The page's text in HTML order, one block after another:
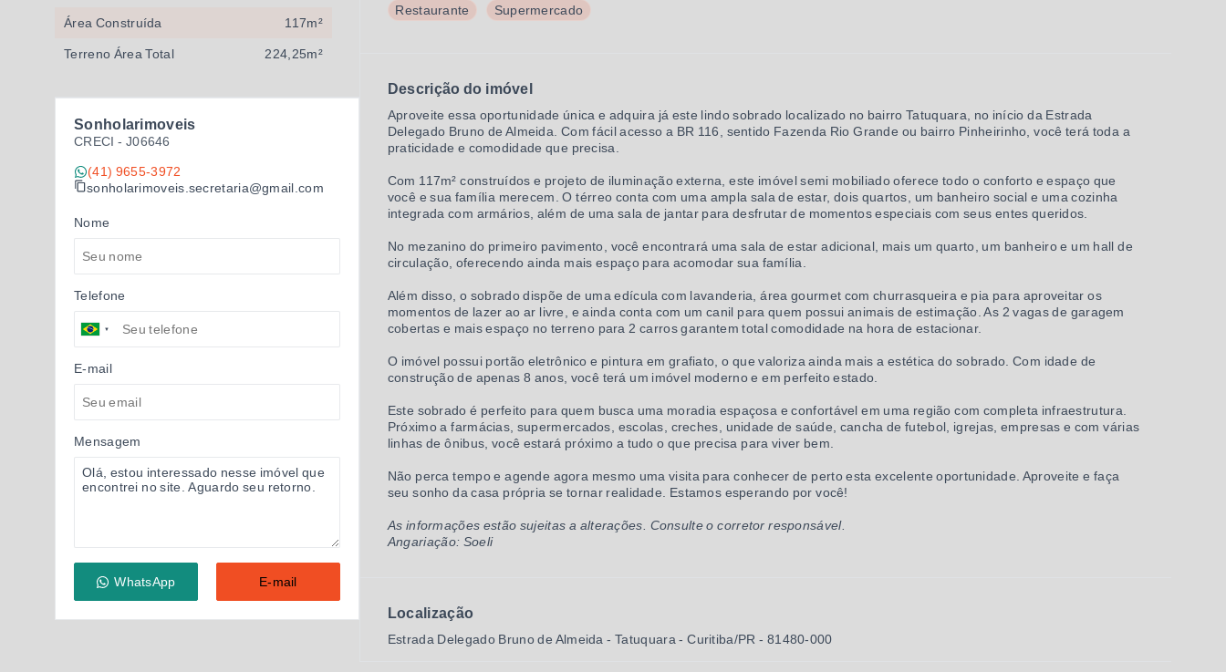
Restaurante Supermercado
Descrição do imóvel
Aproveite essa oportunidade única e adquira já este lindo sobrado localizado no bairro Tatuquara, no início da Estrada
Delegado Bruno de Almeida. Com fácil acesso a BR 116, sentido Fazenda Rio Grande ou bairro Pinheirinho, você terá toda a
praticidade e comodidade que precisa.
Com 117m² construídos e projeto de iluminação externa, este imóvel semi mobiliado oferece todo o conforto e espaço que
você e sua família merecem. O térreo conta com uma ampla sala de estar, dois quartos, um banheiro social e uma cozinha
integrada com armários, além de uma sala de jantar para desfrutar de momentos especiais com seus entes queridos.
No mezanino do primeiro pavimento, você encontrará uma sala de estar adicional, mais um quarto, um banheiro e um hall de
circulação, oferecendo ainda mais espaço para acomodar sua família.
Além disso, o sobrado dispõe de uma edícula com lavanderia, área gourmet com churrasqueira e pia para aproveitar os
momentos de lazer ao ar livre, e ainda conta com um canil para quem possui animais de estimação. As 2 vagas de garagem
cobertas e mais espaço no terreno para 2 carros garantem total comodidade na hora de estacionar.
O imóvel possui portão eletrônico e pintura em grafiato, o que valoriza ainda mais a estética do sobrado. Com idade de
construção de apenas 8 anos, você terá um imóvel moderno e em perfeito estado.
Este sobrado é perfeito para quem busca uma moradia espaçosa e confortável em uma região com completa infraestrutura.
Próximo a farmácias, supermercados, escolas, creches, unidade de saúde, cancha de futebol, igrejas, empresas e com várias
linhas de ônibus, você estará próximo a tudo o que precisa para viver bem.
Não perca tempo e agende agora mesmo uma visita para conhecer de perto esta excelente oportunidade. Aproveite e faça
seu sonho da casa própria se tornar realidade. Estamos esperando por você!
As informações estão sujeitas a alterações. Consulte o corretor responsável.
Angariação: Soeli
Localização
Estrada Delegado Bruno de Almeida - Tatuquara - Curitiba/PR - 81480-000
Área Construída 117m²
Terreno Área Total 224,25m²
Sonholarimoveis
CRECI - J06646
(41) 9655-3972
sonholarimoveis.secretaria@gmail.com
Nome
Telefone
E-mail
Mensagem
WhatsApp E-mail